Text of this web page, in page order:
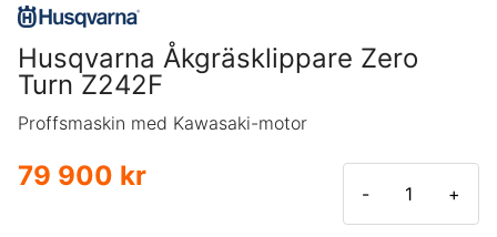
Husqvarna Åkgräsklippare Zero
Turn Z242F
Proffsmaskin med Kawasaki-motor
79 900 kr
- +